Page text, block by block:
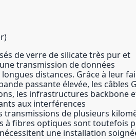
de verre de silicate très pur et
transmission de données
distances. Grâce à leur
passante élevée, les câbles
les infrastructures backbone
aux interférences
de plusieurs
à fibres optiques sont toutefois
une installation